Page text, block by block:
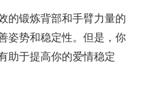
的锻炼背部和手臂力量的
姿势和稳定性。但是，你
助于提高你的爱情稳定